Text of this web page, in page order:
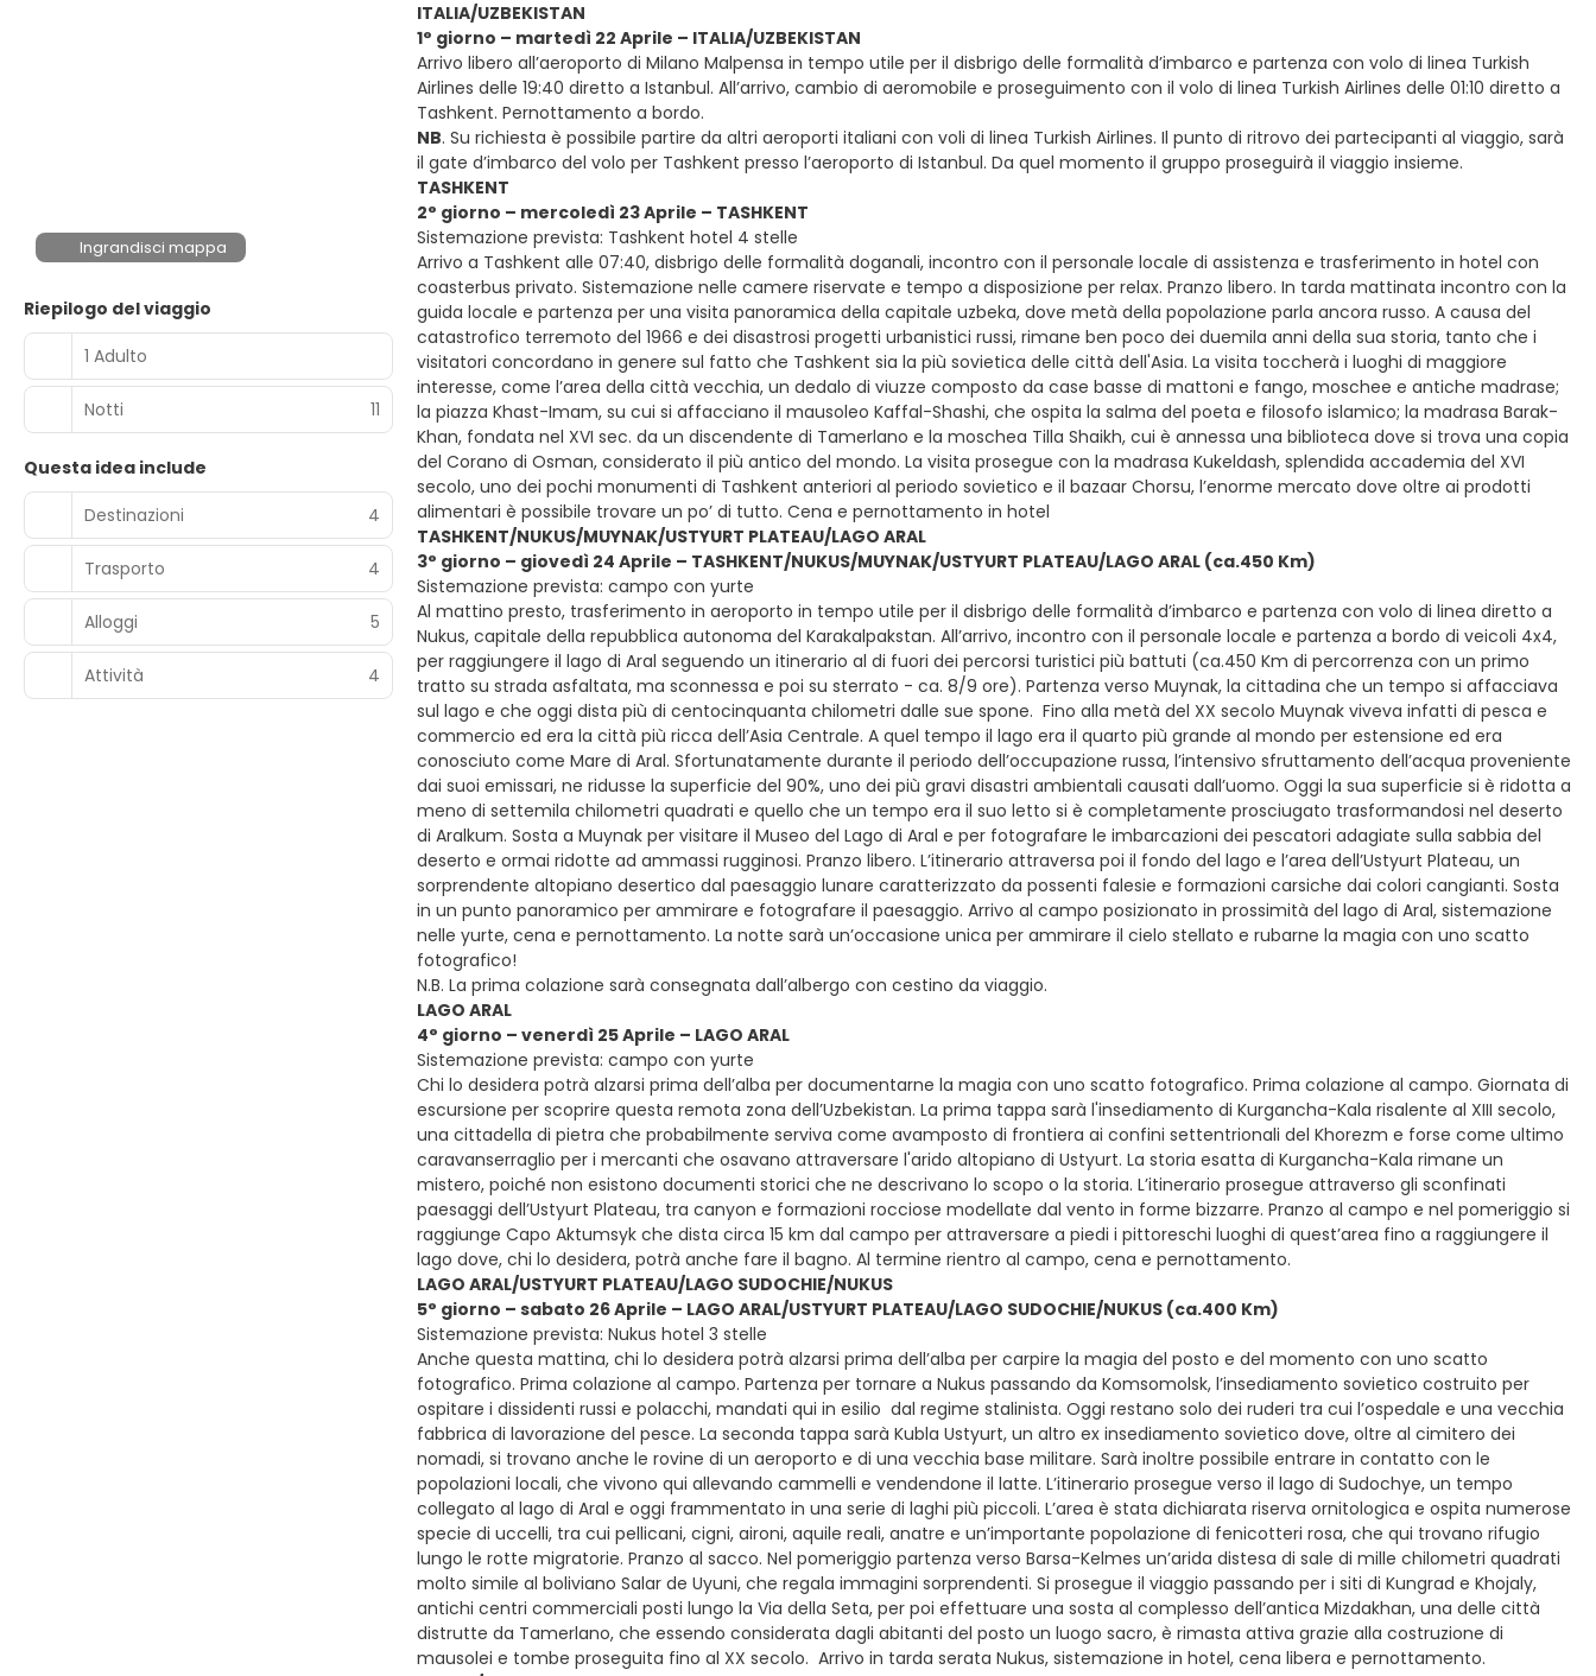
Ingrandisci mappa
Riepilogo del viaggio
1 Adulto
Notti 11
Questa idea include
Destinazioni
4
Trasporto 4
Alloggi 5
Attività 4
ITALIA/UZBEKISTAN
1° giorno – martedì 22 Aprile – ITALIA/UZBEKISTAN
Arrivo libero all’aeroporto di Milano Malpensa in tempo utile per il disbrigo delle formalità d’imbarco e partenza con volo di linea Turkish
Airlines delle 19:40 diretto a Istanbul. All’arrivo, cambio di aeromobile e proseguimento con il volo di linea Turkish Airlines delle 01:10 diretto a
Tashkent. Pernottamento a bordo.
NB. Su richiesta è possibile partire da altri aeroporti italiani con voli di linea Turkish Airlines. Il punto di ritrovo dei partecipanti al viaggio, sarà
il gate d’imbarco del volo per Tashkent presso l’aeroporto di Istanbul. Da quel momento il gruppo proseguirà il viaggio insieme.
TASHKENT
2° giorno – mercoledì 23 Aprile – TASHKENT
Sistemazione prevista: Tashkent hotel 4 stelle
Arrivo a Tashkent alle 07:40, disbrigo delle formalità doganali, incontro con il personale locale di assistenza e trasferimento in hotel con
coasterbus privato. Sistemazione nelle camere riservate e tempo a disposizione per relax. Pranzo libero. In tarda mattinata incontro con la
guida locale e partenza per una visita panoramica della capitale uzbeka, dove metà della popolazione parla ancora russo. A causa del
catastrofico terremoto del 1966 e dei disastrosi progetti urbanistici russi, rimane ben poco dei duemila anni della sua storia, tanto che i
visitatori concordano in genere sul fatto che Tashkent sia la più sovietica delle città dell'Asia. La visita toccherà i luoghi di maggiore
interesse, come l’area della città vecchia, un dedalo di viuzze composto da case basse di mattoni e fango, moschee e antiche madrase;
la piazza Khast-Imam, su cui si affacciano il mausoleo Kaffal-Shashi, che ospita la salma del poeta e filosofo islamico; la madrasa Barak-
Khan, fondata nel XVI sec. da un discendente di Tamerlano e la moschea Tilla Shaikh, cui è annessa una biblioteca dove si trova una copia
del Corano di Osman, considerato il più antico del mondo. La visita prosegue con la madrasa Kukeldash, splendida accademia del XVI
secolo, uno dei pochi monumenti di Tashkent anteriori al periodo sovietico e il bazaar Chorsu, l’enorme mercato dove oltre ai prodotti
alimentari è possibile trovare un po’ di tutto. Cena e pernottamento in hotel
TASHKENT/NUKUS/MUYNAK/USTYURT PLATEAU/LAGO ARAL
3° giorno – giovedì 24 Aprile – TASHKENT/NUKUS/MUYNAK/USTYURT PLATEAU/LAGO ARAL (ca.450 Km)
Sistemazione prevista: campo con yurte
Al mattino presto, trasferimento in aeroporto in tempo utile per il disbrigo delle formalità d’imbarco e partenza con volo di linea diretto a
Nukus, capitale della repubblica autonoma del Karakalpakstan. All’arrivo, incontro con il personale locale e partenza a bordo di veicoli 4x4,
per raggiungere il lago di Aral seguendo un itinerario al di fuori dei percorsi turistici più battuti (ca.450 Km di percorrenza con un primo
tratto su strada asfaltata, ma sconnessa e poi su sterrato - ca. 8/9 ore). Partenza verso Muynak, la cittadina che un tempo si affacciava
sul lago e che oggi dista più di centocinquanta chilometri dalle sue spone. Fino alla metà del XX secolo Muynak viveva infatti di pesca e
commercio ed era la città più ricca dell’Asia Centrale. A quel tempo il lago era il quarto più grande al mondo per estensione ed era
conosciuto come Mare di Aral. Sfortunatamente durante il periodo dell’occupazione russa, l’intensivo sfruttamento dell’acqua proveniente
dai suoi emissari, ne ridusse la superficie del 90%, uno dei più gravi disastri ambientali causati dall’uomo. Oggi la sua superficie si è ridotta a
meno di settemila chilometri quadrati e quello che un tempo era il suo letto si è completamente prosciugato trasformandosi nel deserto
di Aralkum. Sosta a Muynak per visitare il Museo del Lago di Aral e per fotografare le imbarcazioni dei pescatori adagiate sulla sabbia del
deserto e ormai ridotte ad ammassi rugginosi. Pranzo libero. L’itinerario attraversa poi il fondo del lago e l’area dell’Ustyurt Plateau, un
sorprendente altopiano desertico dal paesaggio lunare caratterizzato da possenti falesie e formazioni carsiche dai colori cangianti. Sosta
in un punto panoramico per ammirare e fotografare il paesaggio. Arrivo al campo posizionato in prossimità del lago di Aral, sistemazione
nelle yurte, cena e pernottamento. La notte sarà un’occasione unica per ammirare il cielo stellato e rubarne la magia con uno scatto
fotografico!
N.B. La prima colazione sarà consegnata dall’albergo con cestino da viaggio.
LAGO ARAL
4° giorno – venerdì 25 Aprile – LAGO ARAL
Sistemazione prevista: campo con yurte
Chi lo desidera potrà alzarsi prima dell’alba per documentarne la magia con uno scatto fotografico. Prima colazione al campo. Giornata di
escursione per scoprire questa remota zona dell’Uzbekistan. La prima tappa sarà l'insediamento di Kurgancha-Kala risalente al XIII secolo,
una cittadella di pietra che probabilmente serviva come avamposto di frontiera ai confini settentrionali del Khorezm e forse come ultimo
caravanserraglio per i mercanti che osavano attraversare l'arido altopiano di Ustyurt. La storia esatta di Kurgancha-Kala rimane un
mistero, poiché non esistono documenti storici che ne descrivano lo scopo o la storia. L’itinerario prosegue attraverso gli sconfinati
paesaggi dell’Ustyurt Plateau, tra canyon e formazioni rocciose modellate dal vento in forme bizzarre. Pranzo al campo e nel pomeriggio si
raggiunge Capo Aktumsyk che dista circa 15 km dal campo per attraversare a piedi i pittoreschi luoghi di quest’area fino a raggiungere il
lago dove, chi lo desidera, potrà anche fare il bagno. Al termine rientro al campo, cena e pernottamento.
LAGO ARAL/USTYURT PLATEAU/LAGO SUDOCHIE/NUKUS
5° giorno – sabato 26 Aprile – LAGO ARAL/USTYURT PLATEAU/LAGO SUDOCHIE/NUKUS (ca.400 Km)
Sistemazione prevista: Nukus hotel 3 stelle
Anche questa mattina, chi lo desidera potrà alzarsi prima dell’alba per carpire la magia del posto e del momento con uno scatto
fotografico. Prima colazione al campo. Partenza per tornare a Nukus passando da Komsomolsk, l’insediamento sovietico costruito per
ospitare i dissidenti russi e polacchi, mandati qui in esilio dal regime stalinista. Oggi restano solo dei ruderi tra cui l’ospedale e una vecchia
fabbrica di lavorazione del pesce. La seconda tappa sarà Kubla Ustyurt, un altro ex insediamento sovietico dove, oltre al cimitero dei
nomadi, si trovano anche le rovine di un aeroporto e di una vecchia base militare. Sarà inoltre possibile entrare in contatto con le
popolazioni locali, che vivono qui allevando cammelli e vendendone il latte. L’itinerario prosegue verso il lago di Sudochye, un tempo
collegato al lago di Aral e oggi frammentato in una serie di laghi più piccoli. L’area è stata dichiarata riserva ornitologica e ospita numerose
specie di uccelli, tra cui pellicani, cigni, aironi, aquile reali, anatre e un’importante popolazione di fenicotteri rosa, che qui trovano rifugio
lungo le rotte migratorie. Pranzo al sacco. Nel pomeriggio partenza verso Barsa-Kelmes un’arida distesa di sale di mille chilometri quadrati
molto simile al boliviano Salar de Uyuni, che regala immagini sorprendenti. Si prosegue il viaggio passando per i siti di Kungrad e Khojaly,
antichi centri commerciali posti lungo la Via della Seta, per poi effettuare una sosta al complesso dell’antica Mizdakhan, una delle città
distrutte da Tamerlano, che essendo considerata dagli abitanti del posto un luogo sacro, è rimasta attiva grazie alla costruzione di
mausolei e tombe proseguita fino al XX secolo. Arrivo in tarda serata Nukus, sistemazione in hotel, cena libera e pernottamento.